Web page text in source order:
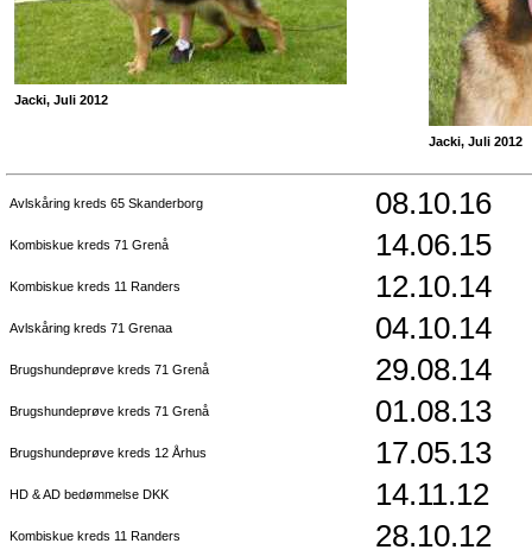
Jacki, Juli 2012
Jacki, Juli 2012
Avlskåring kreds 65 Skanderborg 08.10.16
Kombiskue kreds 71 Grenå 14.06.15
Kombiskue kreds 11 Randers 12.10.14
Avlskåring kreds 71 Grenaa 04.10.14
Brugshundeprøve kreds 71 Grenå 29.08.14
Brugshundeprøve kreds 71 Grenå 01.08.13
Brugshundeprøve kreds 12 Århus 17.05.13
HD & AD bedømmelse DKK 14.11.12
Kombiskue kreds 11 Randers 28.10.12